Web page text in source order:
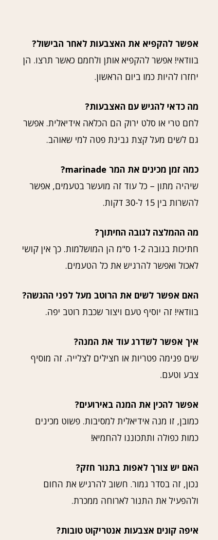
אפשר להקפיא את האצבעות לאחר הבישול?
בוודאי! אפשר להקפיא אותן ולחמם כאשר תרצו. הן
יחזרו להיות כמו ביום הראשון.
מה כדאי להגיש עם האצבעות?
לחם טרי או סלט ירוק הם הכלאה אידיאלית. אפשר
גם לשים מעל קצת גבינת פטה למי שאוהב.
כמה זמן מכינים את המר marinade?
שיהיה מתון – כל עוד זה מועשר בטעמים, אפשר
להשרות בין 15 ל-30 דקות.
מה ההמלצה לגובה החיתוך?
חתיכות בגובה 1-2 ס"מ הן המושלמות. כך אין קושי
לאכול ואפשר להרגיש את כל הטעמים.
האם אפשר לשים את הרוטב מעל לפני ההגשה?
בוודאי! זה יוסיף טעם ויצור שכבת רוטב יפה.
איך אפשר לשדרג עוד את המנה?
שים פנימה פטריות או חצילים לצלייה. זה מוסיף
צבע וטעם.
אפשר להכין את המנה באירועים?
כמובן, זו מנה אידיאלית למסיבות. פשוט מכינים
כמות כפולה ותתכוננו להחמיא!
האם יש צורך לאפות בתנור חזק?
נכון, זה בסדר גמור. חשוב להרגיש את החום
ולהפעיל את התנור לארוחה ממכרת.
איפה קונים אצבעות אנטריקוט טובות?